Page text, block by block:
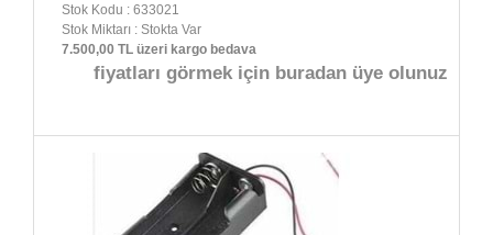
Stok Kodu : 633021
Stok Miktarı : Stokta Var
7.500,00 TL üzeri kargo bedava
fiyatları görmek için buradan üye olunuz